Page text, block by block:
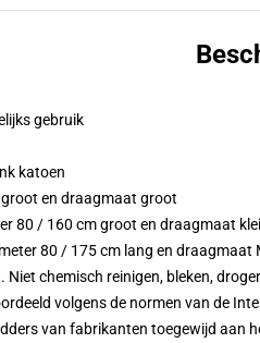
gebruik
katoen
en draagmaat groot
80 / 160 cm groot en draagmaat
80 / 175 cm lang en draagmaat
chemisch reinigen, bleken,
volgens de normen van de
van fabrikanten toegewijd